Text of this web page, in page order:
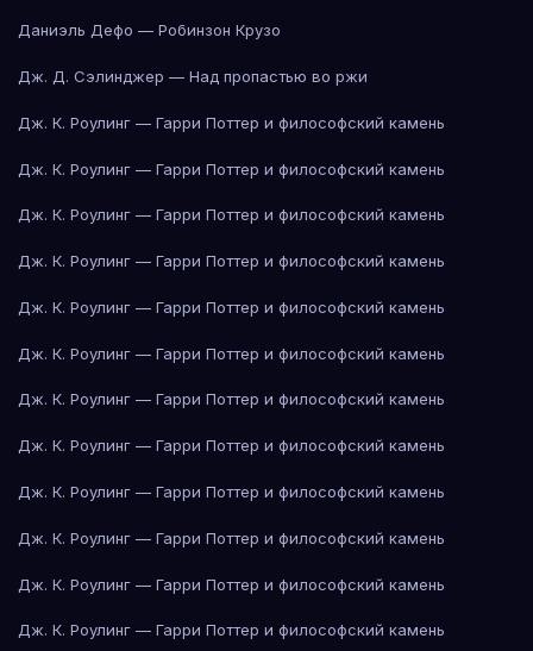
Даниэль Дефо — Робинзон Крузо
Дж. Д. Сэлинджер — Над пропастью во ржи
Дж. К. Роулинг — Гарри Поттер и философский камень
Дж. К. Роулинг — Гарри Поттер и философский камень
Дж. К. Роулинг — Гарри Поттер и философский камень
Дж. К. Роулинг — Гарри Поттер и философский камень
Дж. К. Роулинг — Гарри Поттер и философский камень
Дж. К. Роулинг — Гарри Поттер и философский камень
Дж. К. Роулинг — Гарри Поттер и философский камень
Дж. К. Роулинг — Гарри Поттер и философский камень
Дж. К. Роулинг — Гарри Поттер и философский камень
Дж. К. Роулинг — Гарри Поттер и философский камень
Дж. К. Роулинг — Гарри Поттер и философский камень
Дж. К. Роулинг — Гарри Поттер и философский камень